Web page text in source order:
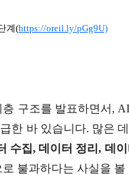
계(https://oreil.ly/pGg9U)
구조를 발표하면서,
바 있습니다. 많은
수집, 데이터 정리, 데
불과하다는 사실을 볼